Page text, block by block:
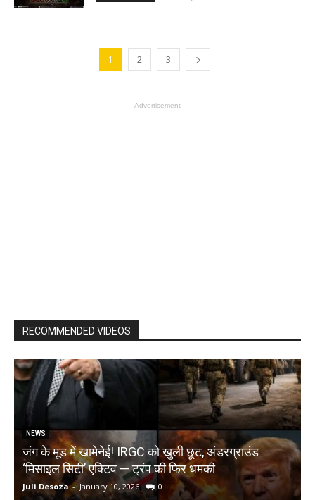
1 2 3
- Advertisement -
RECOMMENDED VIDEOS
NEWS
जंग के मूड में खामेनेई! IRGC को खुली छूट, अंडरग्राउंड
‘मिसाइल सिटी’ एक्टिव — ट्रंप की फिर धमकी
Juli Desoza - January 10, 2026 0